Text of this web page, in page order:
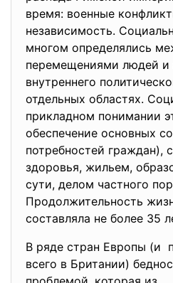
время: военные
независимость.
многом определялись
перемещениями людей и
внутреннего
отдельных областях.
прикладном понимании
обеспечение основных
потребностей граждан),
здоровья, жильем,
сути, делом частного
Продолжительность
составляла не более 35
В ряде стран Европы (и
всего в Британии)